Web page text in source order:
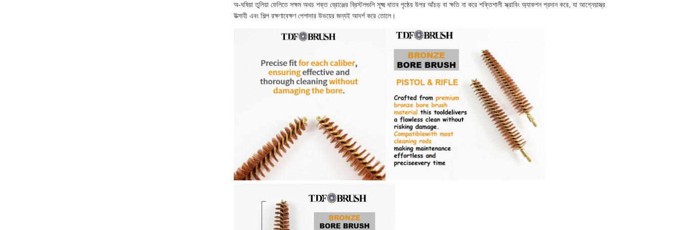
অ-ঘষিয়া তুলিয়া ফেলিতে সক্ষম অথচ শক্ত ব্রোঞ্জের ব্রিস্টলগুলি সূক্ষ্ম ধাতব পৃষ্ঠের উপর আঁচড় বা ক্ষতি না করে শক্তিশালী স্ক্রাবিং অ্যাকশন প্রদান করে, যা আগ্নেয়াস্ত্র
উত্সাহী এবং শিল্প রক্ষণাবেক্ষণ পেশাদার উভয়ের জন্যই আদর্শ করে তোলে।